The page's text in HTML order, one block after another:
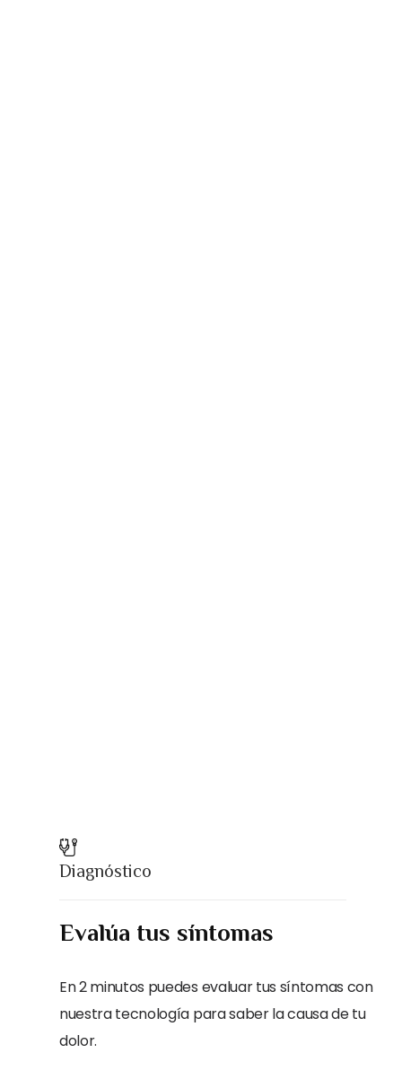
Diagnóstico
Evalúa tus síntomas
En 2 minutos puedes evaluar tus síntomas con
nuestra tecnología para saber la causa de tu
dolor.